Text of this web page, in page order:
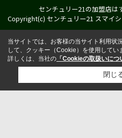
センチュリー21の加盟店は
Copyright(c) センチュリー21 スマイ
当サイトでは、お客様の当サイト利用状
して、クッキー（Cookie）を使用してい
詳しくは、当社の 「Cookieの取扱いにつ
閉じ